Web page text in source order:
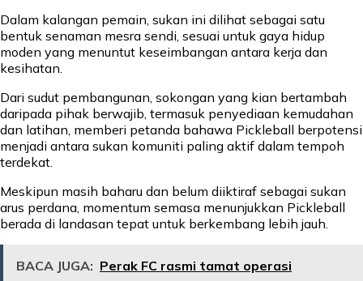
Dalam kalangan pemain, sukan ini dilihat sebagai satu
bentuk senaman mesra sendi, sesuai untuk gaya hidup
moden yang menuntut keseimbangan antara kerja dan
kesihatan.
Dari sudut pembangunan, sokongan yang kian bertambah
daripada pihak berwajib, termasuk penyediaan kemudahan
dan latihan, memberi petanda bahawa Pickleball berpotensi
menjadi antara sukan komuniti paling aktif dalam tempoh
terdekat.
Meskipun masih baharu dan belum diiktiraf sebagai sukan
arus perdana, momentum semasa menunjukkan Pickleball
berada di landasan tepat untuk berkembang lebih jauh.
BACA JUGA: Perak FC rasmi tamat operasi